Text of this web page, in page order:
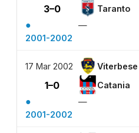
3–0 Taranto
●
—
2001-2002
17 Mar 2002 Viterbese
1–0 Catania
●
—
2001-2002